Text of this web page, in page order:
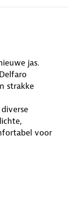
jas.
strakke
voor
aansluit. De
handig